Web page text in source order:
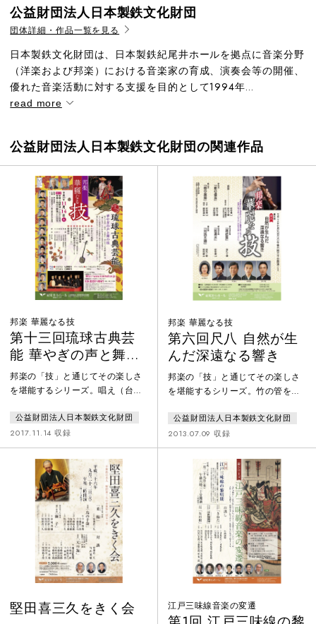
公益財団法人日本製鉄文化財団
団体詳細・作品一覧を見る
日本製鉄文化財団は、日本製鉄紀尾井ホールを拠点に音楽分野
（洋楽および邦楽）における音楽家の育成、演奏会等の開催、
優れた音楽活動に対する支援を目的として1994年...
read more
公益財団法人日本製鉄文化財団の関連作品
邦楽 華麗なる技
第十三回琉球古典芸
能 華やぎの声と舞の
技
邦楽の「技」と通じてその楽しさ
を堪能するシリーズ。唱え（台
楽劇「組踊」は、「聴くもの」と
いわれるほど音楽が重要です。と
くに琉球語による独特の発声法と
節回しによる唱えと歌に焦点を当
てて、再構成した「語り組踊」を
お届けします。出演 歌三線 新
垣俊道、仲村逸夫、玉城和樹、平
良 大 箏 宮里秀明、池間北
斗、笛 入嵩西 諭、胡弓 森田夏
子、太鼓 久志大樹 立方
佐辺良和
公益財団法人日本製鉄文化財団
2017.11.14 収録
邦楽 華麗なる技
第六回尺八 自然が生
んだ深遠なる響き
邦楽の「技」と通じてその楽しさ
を堪能するシリーズ。竹の管を吹
りながら、奥深い魅力を持ってい
る尺八の技をお楽しみください。
鼎談 野村峰山、徳丸十盟、野川
美穂子琴古流「鹿の遠音」
徳丸十盟 清野樹盟都山流
「鶴の巣籠」 本手 野村峰
山 替手 藤原道山琴古流本
曲「真虚霊」 徳丸十盟都山流本
曲「石清水」 野村峰山諸井誠
二本の尺八の「対話五題」
徳丸十盟
公益財団法人日本製鉄文化財団
2013.07.09 収録
堅田喜三久をきく会 江戸三味線音楽の変遷